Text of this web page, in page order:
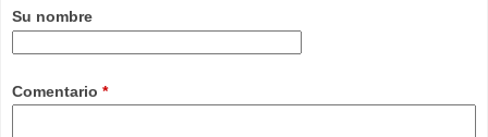
Su nombre
Comentario *